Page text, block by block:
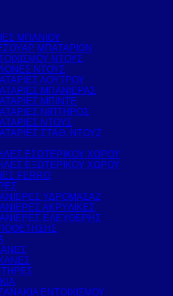
ΜΠΑΝΙΟΥ
ΜΠΑΤΑΡΙΩΝ
ΝΤΟΥΣ
ΝΤΟΥΣ
ΛΟΥΤΡΟΥ
ΜΠΑΝΙΕΡΑΣ
ΜΠΙΝΤΕ
ΝΙΠΤΗΡΟΣ
ΝΤΟΥΣ
ΣΤΑΘ. ΝΤΟΥΖ
ΕΣΩΤΕΡΙΚΟΥ ΧΩΡΟΥ
ΕΞΩΤΕΡΙΚΟΥ ΧΩΡΟΥ
FERRO
ΥΔΡΟΜΑΣΑΖ
ΑΚΡΥΛΙΚΕΣ
ΕΛΕΥΘΕΡΗΣ
ΕΝΤΟΙΧΙΣΜΟΥ